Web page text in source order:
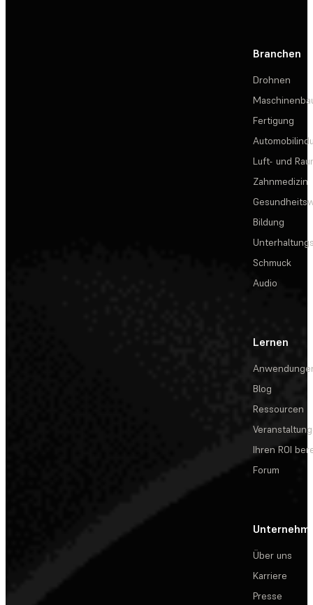
Branchen
Drohnen
Fertigung
Luft- und
Zahnmedizin
Bildung
Schmuck
Audio
Lernen
Blog
Ressourcen
Ihren ROI
Forum
Über uns
Karriere
Presse